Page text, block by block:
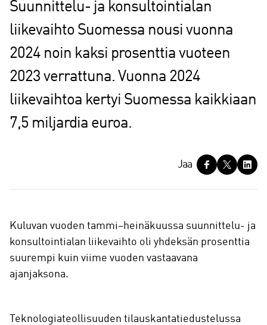
Suunnittelu- ja konsultointialan
liikevaihto Suomessa nousi vuonna
2024 noin kaksi prosenttia vuoteen
2023 verrattuna. Vuonna 2024
liikevaihtoa kertyi Suomessa kaikkiaan
7,5 miljardia euroa.
a
Jaa
Kuluvan vuoden tammi–heinäkuussa suunnittelu- ja
konsultointialan liikevaihto oli yhdeksän prosenttia
suurempi kuin viime vuoden vastaavana
ajanjaksona.
Teknologiateollisuuden tilauskantatiedustelussa